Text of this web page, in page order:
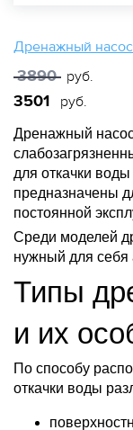
Дренажный
3890 руб.
3501 руб.
Дренажный насос
для откачки
предназначены
постоянной
Среди моделей
нужный для себя
Типы
и их
По способу
откачки воды